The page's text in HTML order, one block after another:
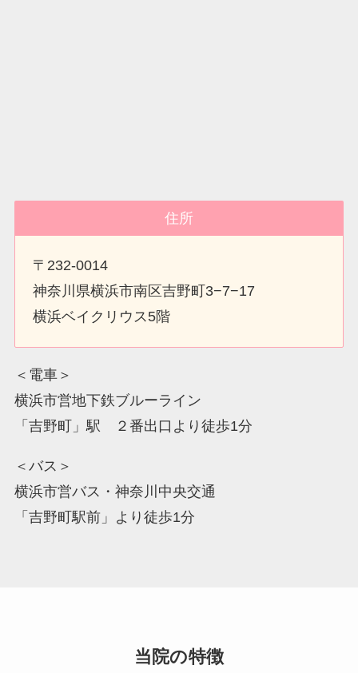
住所
〒232-0014
神奈川県横浜市南区吉野町3−7−17
横浜ベイクリウス5階
＜電車＞
横浜市営地下鉄ブルーライン
「吉野町」駅 ２番出口より徒歩1分
＜バス＞
横浜市営バス・神奈川中央交通
「吉野町駅前」より徒歩1分
当院の特徴